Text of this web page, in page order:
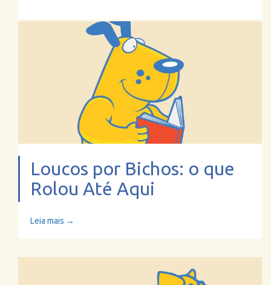
Loucos por Bichos: o que
Rolou Até Aqui
Leia mais →